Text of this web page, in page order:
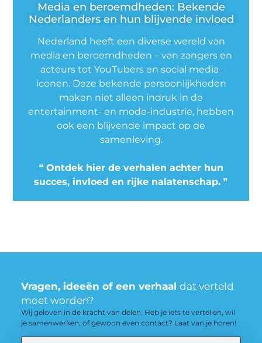
Media en beroemdheden: Bekende
Nederlanders en hun blijvende invloed
Nederland heeft een diverse wereld van
media en beroemdheden – van zangers en
acteurs tot YouTubers en social media-
iconen. Deze bekende persoonlijkheden
maken niet alleen indruk in de
entertainment- en mode-industrie, hebben
ook een blijvende impact op de
samenleving.
❝ Ontdek hier de verhalen achter hun
succes, invloed en rijke nalatenschap. ❞
Vragen, ideeën of een verhaal dat verteld
moet worden?
Wij geloven in de kracht van delen. Heb je iets te vertellen, wil
je samenwerken, of gewoon even contact? Laat van je horen!